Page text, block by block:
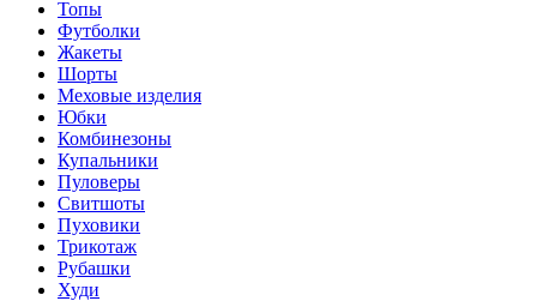
Топы
Футболки
Жакеты
Шорты
Меховые изделия
Юбки
Комбинезоны
Купальники
Пуловеры
Свитшоты
Пуховики
Трикотаж
Рубашки
Худи